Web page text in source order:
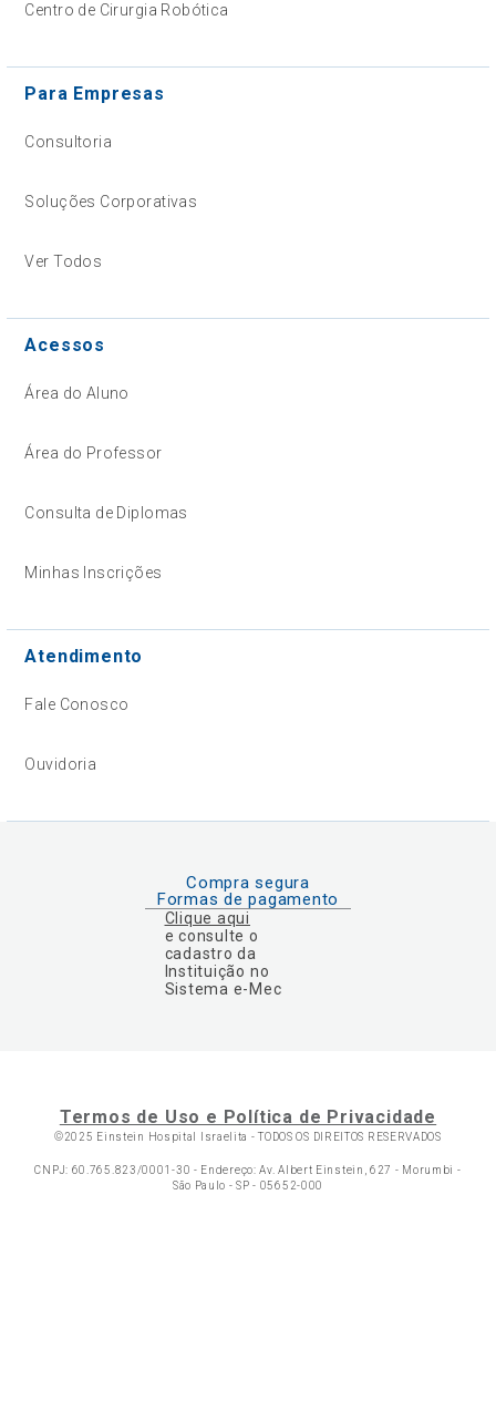
Centro de Cirurgia Robótica
Para Empresas
Consultoria
Soluções Corporativas
Ver Todos
Acessos
Área do Aluno
Área do Professor
Consulta de Diplomas
Minhas Inscrições
Atendimento
Fale Conosco
Ouvidoria
Compra segura
Formas de pagamento
Clique aqui
e consulte o
cadastro da
Instituição no
Sistema e-Mec
Termos de Uso e Política de Privacidade
©2025 Einstein Hospital Israelita -TODOS OS DIREITOS RESERVADOS
CNPJ: 60.765.823/0001-30 - Endereço: Av. Albert Einstein, 627 - Morumbi -
São Paulo - SP - 05652-000